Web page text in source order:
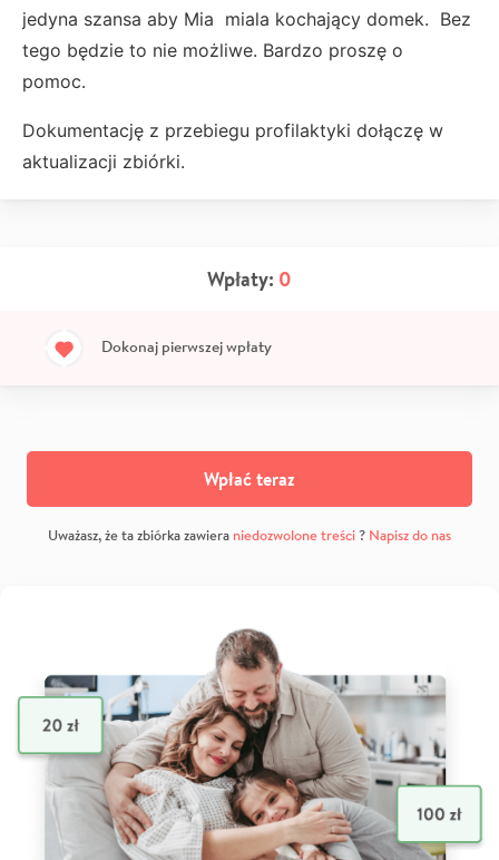
jedyna szansa aby Mia miala kochający domek. Bez
tego będzie to nie możliwe. Bardzo proszę o
pomoc.
Dokumentację z przebiegu profilaktyki dołączę w
aktualizacji zbiórki.
Wpłaty: 0
Dokonaj pierwszej wpłaty
Wpłać teraz
Uważasz, że ta zbiórka zawiera niedozwolone treści? Napisz do nas